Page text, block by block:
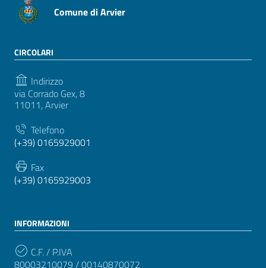
Comune di Arvier
CIRCOLARI
Indirizzo
via Corrado Gex, 8
11011, Arvier
Telefono
(+39) 0165929001
Fax
(+39) 0165929003
INFORMAZIONI
C.F. / P.IVA
80003210079 / 00140870072